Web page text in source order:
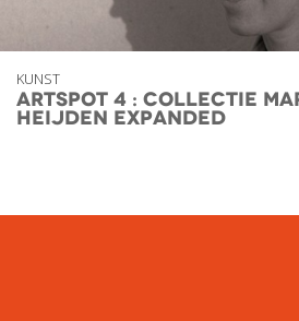
KUNST
Artspot 4 : Collectie
Heijden Expanded